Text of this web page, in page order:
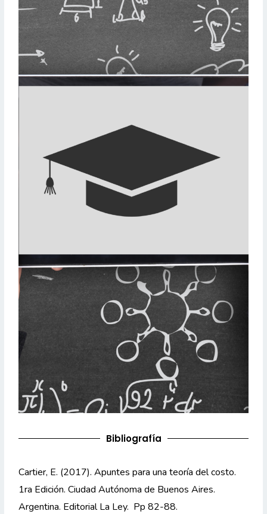
Bibliografía
Cartier, E. (2017). Apuntes para una teoría del costo.
1ra Edición. Ciudad Autónoma de Buenos Aires.
Argentina. Editorial La Ley.  Pp 82-88.